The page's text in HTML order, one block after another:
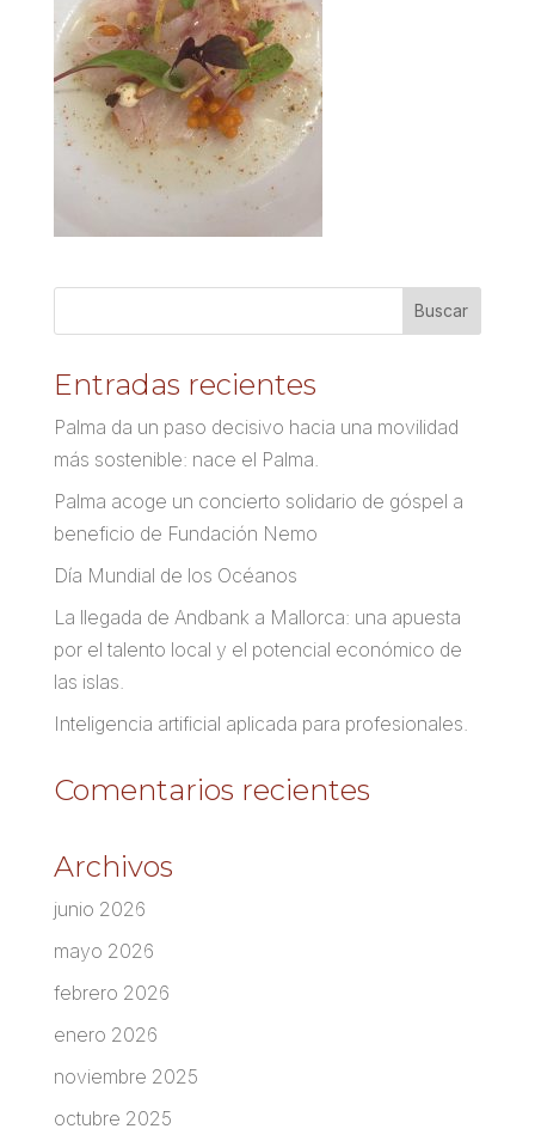
Entradas recientes
Palma da un paso decisivo hacia una movilidad
más sostenible: nace el Palma.
Palma acoge un concierto solidario de góspel a
beneficio de Fundación Nemo
Día Mundial de los Océanos
La llegada de Andbank a Mallorca: una apuesta
por el talento local y el potencial económico de
las islas.
Inteligencia artificial aplicada para profesionales.
Comentarios recientes
Archivos
junio 2026
mayo 2026
febrero 2026
enero 2026
noviembre 2025
octubre 2025